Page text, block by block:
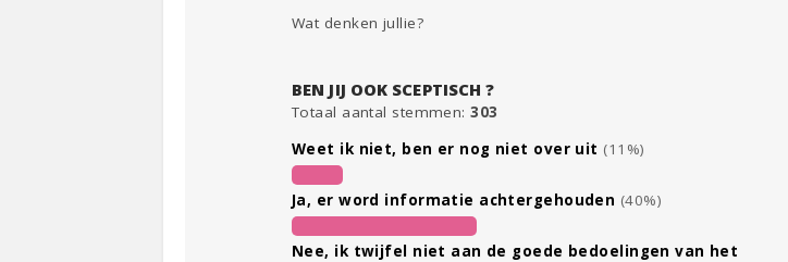
Wat denken jullie?
BEN JIJ OOK SCEPTISCH ?
Totaal aantal stemmen:303
Weet ik niet, ben er nog niet over uit (11%)
Ja, er word informatie achtergehouden (40%)
Nee, ik twijfel niet aan de goede bedoelingen van het